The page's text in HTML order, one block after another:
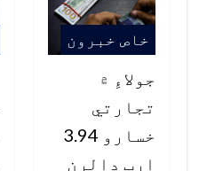
خاص خبرون
جولاءِ ۾
تجارتي
خسارو 3.94
ارب ڊالرن